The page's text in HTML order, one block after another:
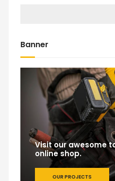
Banner
Visit our awesome
online shop.
OUR PROJECTS